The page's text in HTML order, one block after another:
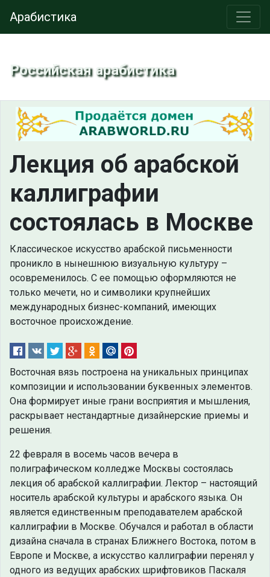
Арабистика
Российская арабистика
Лекция об арабской
каллиграфии
состоялась в Москве
Классическое искусство арабской письменности
проникло в нынешнюю визуальную культуру –
осовременилось. С ее помощью оформляются не
только мечети, но и символики крупнейших
международных бизнес-компаний, имеющих
восточное происхождение.
Восточная вязь построена на уникальных принципах
композиции и использовании буквенных элементов.
Она формирует иные грани восприятия и мышления,
раскрывает нестандартные дизайнерские приемы и
решения.
22 февраля в восемь часов вечера в
полиграфическом колледже Москвы состоялась
лекция об арабской каллиграфии. Лектор – настоящий
носитель арабской культуры и арабского языка. Он
является единственным преподавателем арабской
каллиграфии в Москве. Обучался и работал в области
дизайна сначала в странах Ближнего Востока, потом в
Европе и Москве, а искусство каллиграфии перенял у
одного из ведущих арабских шрифтовиков Паскаля